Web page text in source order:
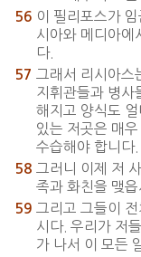
56 이 필리포스가
시아와 메디아에
다.
57 그래서 리시아스
지휘관들과 병사
해지고 양식도
있는 저곳은 매
수습해야 합니다.
58 그러니 이제 저
족과 화친을 맺읍
59 그리고 그들이
시다. 우리가 저
가 나서 이 모든